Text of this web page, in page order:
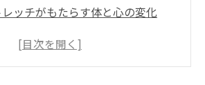
ッチがもたらす体と心の変化
型ジムのメリット